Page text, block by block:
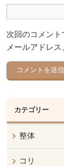
次回のコメント
メールアドレス
カテゴリー
整体
コリ